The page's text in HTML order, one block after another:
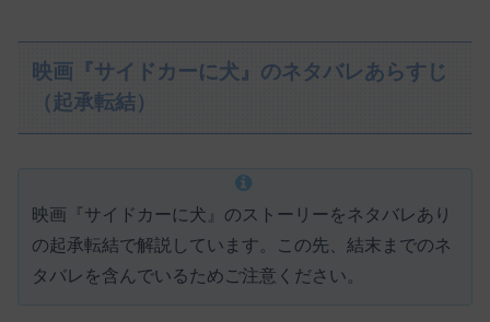
映画『サイドカーに犬』のネタバレあらすじ
（起承転結）
映画『サイドカーに犬』のストーリーをネタバレあり
の起承転結で解説しています。この先、結末までのネ
タバレを含んでいるためご注意ください。